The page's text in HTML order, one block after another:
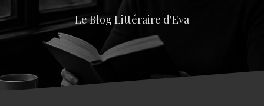
Le Blog Littéraire d'Eva